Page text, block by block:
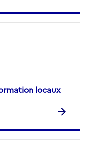
locaux